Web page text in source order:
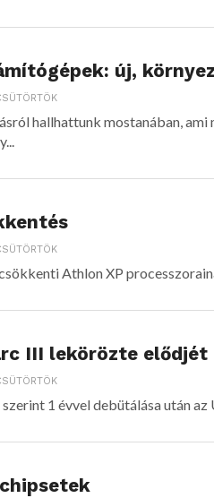
új,
hallhattunk mostanában,
Athlon XP
III lekörözte elődjét
szerint 1 évvel debütálása után